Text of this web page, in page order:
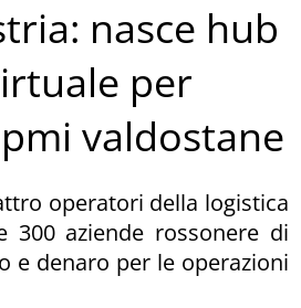
nasce hub
per
valdostane
operatori della logistica
300 aziende rossonere di
e denaro per le operazioni